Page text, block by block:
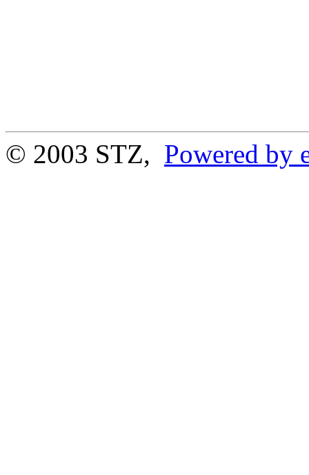
© 2003 STZ, Powered by